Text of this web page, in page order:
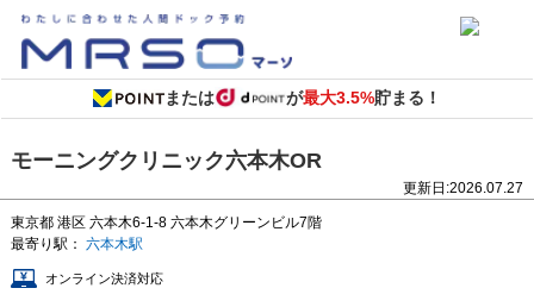
または が最大3.5%貯まる！
モーニングクリニック六本木OR
更新日:2026.07.27
東京都 港区 六本木6-1-8 六本木グリーンビル7階
最寄り駅： 六本木駅
オンライン決済対応